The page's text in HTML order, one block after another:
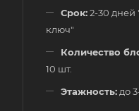
Срок:2-30 дней
ключ"
Количество
10 шт.
Этажность: до